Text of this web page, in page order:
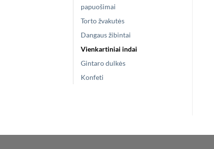
papuošimai
Torto žvakutės
Dangaus žibintai
Vienkartiniai indai
Gintaro dulkės
Konfeti